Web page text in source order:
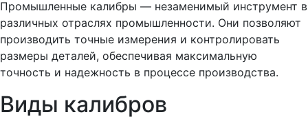
Промышленные калибры — незаменимый инструмент в
различных отраслях промышленности. Они позволяют
производить точные измерения и контролировать
размеры деталей, обеспечивая максимальную
точность и надежность в процессе производства.
Виды калибров